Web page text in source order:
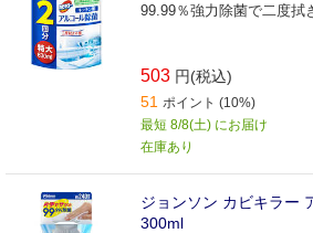
99.99％強力除菌で二度拭
503 円(税込)
51 ポイント (10%)
最短 8/8(土) にお届け
在庫あり
ジョンソン カビキラー
300ml